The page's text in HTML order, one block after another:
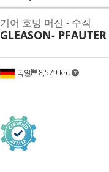
독일 8,579 km
기어 호빙 머신 - 수직
GLEASON- PFAUTER